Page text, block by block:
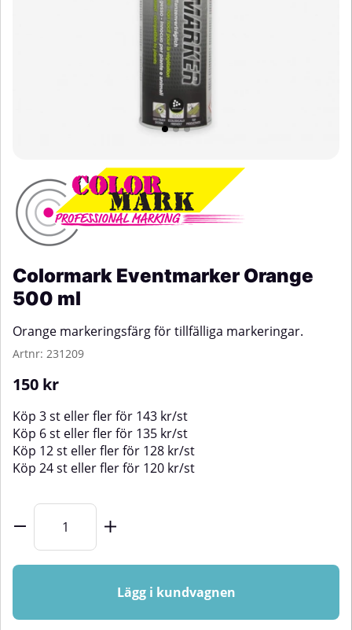
Colormark Eventmarker Orange
500 ml
Orange markeringsfärg för tillfälliga markeringar.
Artnr: 231209
150 kr
Köp 3 st eller fler för 143 kr/st
Köp 6 st eller fler för 135 kr/st
Köp 12 st eller fler för 128 kr/st
Köp 24 st eller fler för 120 kr/st
Lägg i kundvagnen